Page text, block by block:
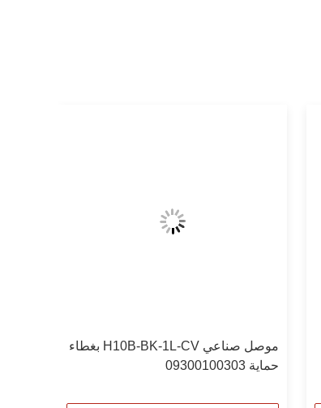
موصل صناعي H10B-BK-1L-CV بغطاء
حماية 09300100303